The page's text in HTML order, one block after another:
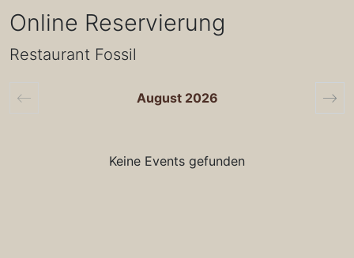
Online Reservierung
Restaurant Fossil
August 2026
Keine Events gefunden